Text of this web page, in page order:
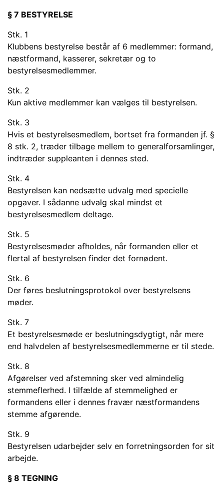
§ 7 BESTYRELSE
Stk. 1
Klubbens bestyrelse består af 6 medlemmer: formand,
næstformand, kasserer, sekretær og to
bestyrelsesmedlemmer.
Stk. 2
Kun aktive medlemmer kan vælges til bestyrelsen.
Stk. 3
Hvis et bestyrelsesmedlem, bortset fra formanden jf. §
8 stk. 2, træder tilbage mellem to generalforsamlinger,
indtræder suppleanten i dennes sted.
Stk. 4
Bestyrelsen kan nedsætte udvalg med specielle
opgaver. I sådanne udvalg skal mindst et
bestyrelsesmedlem deltage.
Stk. 5
Bestyrelsesmøder afholdes, når formanden eller et
flertal af bestyrelsen finder det fornødent.
Stk. 6
Der føres beslutningsprotokol over bestyrelsens
møder.
Stk. 7
Et bestyrelsesmøde er beslutningsdygtigt, når mere
end halvdelen af bestyrelsesmedlemmerne er til stede.
Stk. 8
Afgørelser ved afstemning sker ved almindelig
stemmeflerhed. I tilfælde af stemmelighed er
formandens eller i dennes fravær næstformandens
stemme afgørende.
Stk. 9
Bestyrelsen udarbejder selv en forretningsorden for sit
arbejde.
§ 8 TEGNING